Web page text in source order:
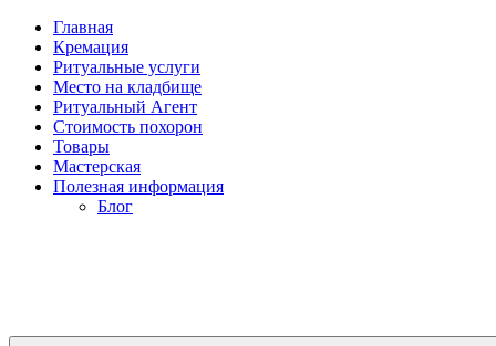
Главная
Кремация
Ритуальные услуги
Место на кладбище
Ритуальный Агент
Стоимость похорон
Товары
Мастерская
Полезная информация
Блог